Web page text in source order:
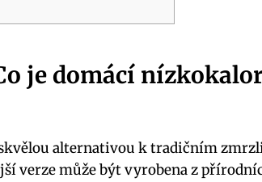
je domácí
alternativou k tradičním
verze může být vyrobena z